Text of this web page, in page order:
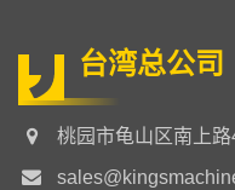
台湾总公司
桃园市龟山区南上